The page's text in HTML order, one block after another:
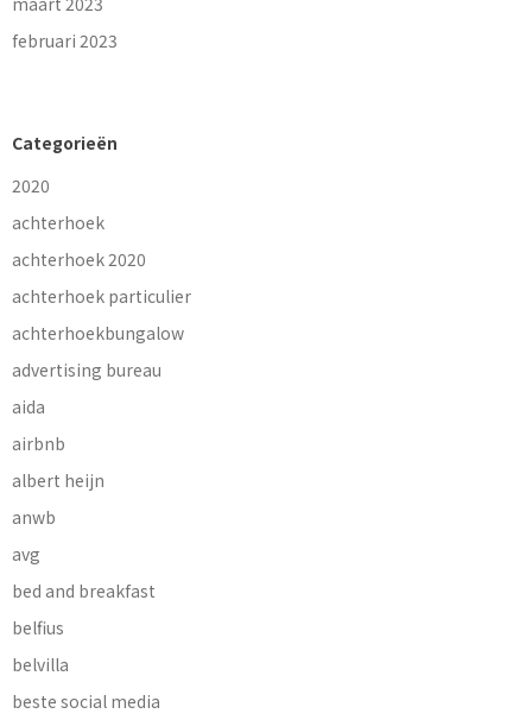
februari 2023
Categorieën
2020
achterhoek
achterhoek 2020
achterhoek particulier
achterhoekbungalow
advertising bureau
aida
airbnb
albert heijn
anwb
avg
bed and breakfast
belfius
belvilla
beste social media